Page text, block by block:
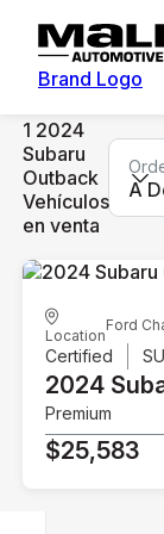
Brand Logo
1 2024
Subaru
Outback
Vehículos
en venta
A
Location
Ford
Certified
2024
Premium
$25,583